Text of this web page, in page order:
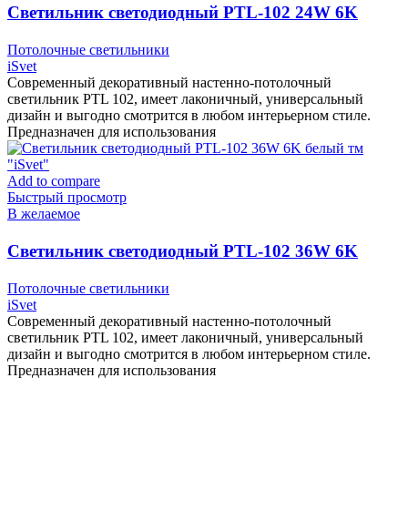
Cветильник светодиодный PTL-102 24W 6K
Потолочные светильники
iSvet
Современный декоративный настенно-потолочный
светильник PTL 102, имеет лаконичный, универсальный
дизайн и выгодно смотрится в любом интерьерном стиле.
Предназначен для использования
Add to compare
Быстрый просмотр
В желаемое
Cветильник светодиодный PTL-102 36W 6K
Потолочные светильники
iSvet
Современный декоративный настенно-потолочный
светильник PTL 102, имеет лаконичный, универсальный
дизайн и выгодно смотрится в любом интерьерном стиле.
Предназначен для использования